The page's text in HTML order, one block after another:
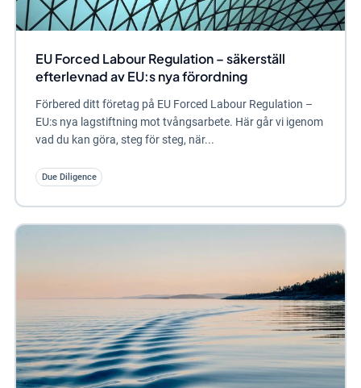
EU Forced Labour Regulation – säkerställ
efterlevnad av EU:s nya förordning
Förbered ditt företag på EU Forced Labour Regulation –
EU:s nya lagstiftning mot tvångsarbete. Här går vi igenom
vad du kan göra, steg för steg, när...
Due Diligence